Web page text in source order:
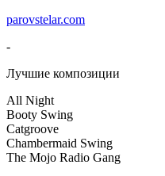
parovstelar.com
-
Лучшие композиции
All Night
Booty Swing
Catgroove
Chambermaid Swing
The Mojo Radio Gang